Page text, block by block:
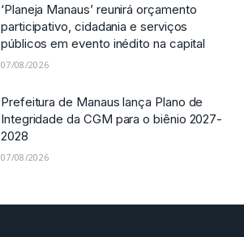
‘Planeja Manaus’ reunirá orçamento
participativo, cidadania e serviços
públicos em evento inédito na capital
07/08/2026
Prefeitura de Manaus lança Plano de
Integridade da CGM para o biênio 2027-
2028
07/08/2026